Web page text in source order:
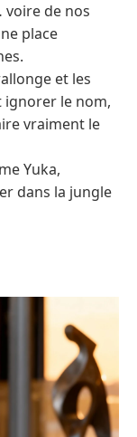
de nos
place
et les
le nom,
vraiment le
Yuka,
dans la jungle